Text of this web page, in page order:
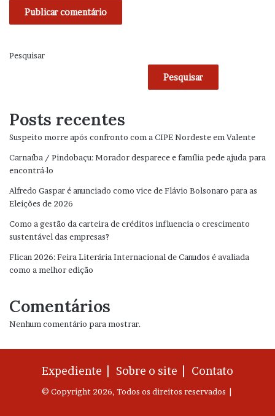
Pesquisar
Pesquisar
Posts recentes
Suspeito morre após confronto com a CIPE Nordeste em Valente
Carnaíba / Pindobaçu: Morador desparece e família pede ajuda para
encontrá-lo
Alfredo Gaspar é anunciado como vice de Flávio Bolsonaro para as
Eleições de 2026
Como a gestão da carteira de créditos influencia o crescimento
sustentável das empresas?
Flican 2026: Feira Literária Internacional de Canudos é avaliada
como a melhor edição
Comentários
Nenhum comentário para mostrar.
Expediente | Sobre o site | Contato
© Copyright 2026, Todos os direitos reservados |